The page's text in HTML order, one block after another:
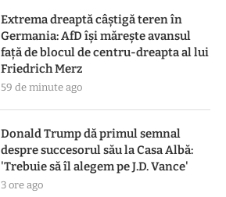
Extrema dreaptă câștigă teren în
Germania: AfD își mărește avansul
față de blocul de centru-dreapta al lui
Friedrich Merz
59 de minute ago
Donald Trump dă primul semnal
despre succesorul său la Casa Albă:
'Trebuie să îl alegem pe J.D. Vance'
3 ore ago